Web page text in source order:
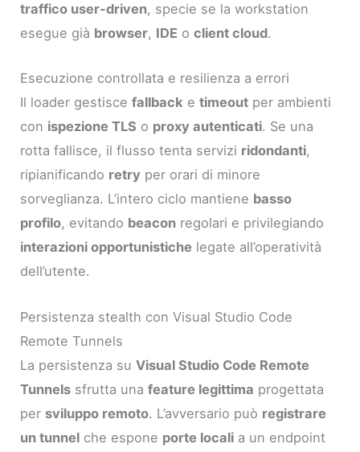
traffico user-driven, specie se la workstation
esegue già browser, IDE oclient cloud.
Esecuzione controllata e resilienza a errori
Il loader gestiscefallback etimeout per ambienti
con ispezione TLS o proxy autenticati. Se una
rotta fallisce, il flusso tenta servizi ridondanti,
ripianificando retry per orari di minore
sorveglianza. L’intero ciclo mantiene basso
profilo, evitando beacon regolari e privilegiando
interazioni opportunistiche legate all’operatività
dell’utente.
Persistenza stealth con Visual Studio Code
Remote Tunnels
La persistenza suVisual Studio Code Remote
Tunnels sfrutta unafeature legittima progettata
per sviluppo remoto. L’avversario può registrare
un tunnel che espone porte locali a un endpoint